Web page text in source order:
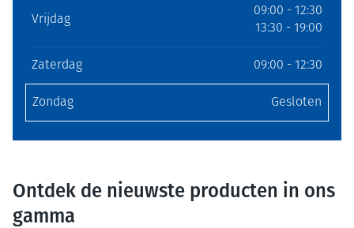
Vrijdag
09:00 - 12:30
13:30 - 19:00
Zaterdag 09:00 - 12:30
Zondag Gesloten
Ontdek de nieuwste producten in ons
gamma